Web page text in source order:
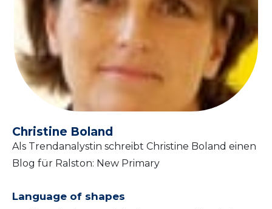
Christine Boland
Als Trendanalystin schreibt Christine Boland einen
Blog für Ralston: New Primary
Language of shapes